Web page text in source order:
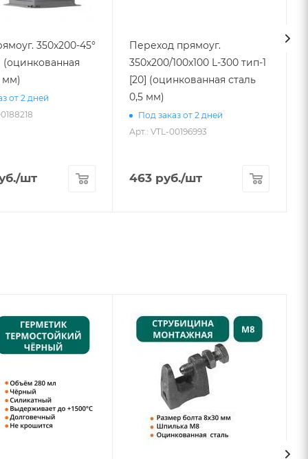
350х200-45°
(оцинкованная
мм)
от 2 дней
/шт
Переход прямоуг.
350х200/100х100 L-300 тип-1
[20] (оцинкованная сталь
0,5 мм)
Под заказ от 2 дней
Арт.: VTL-00196993
463 руб./шт